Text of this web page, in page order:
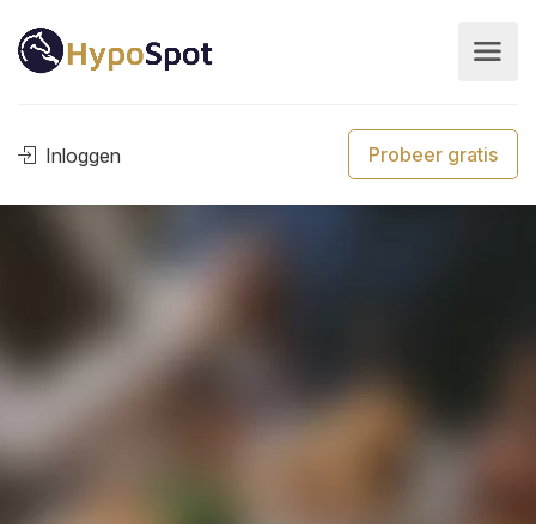
Inloggen Probeer gratis